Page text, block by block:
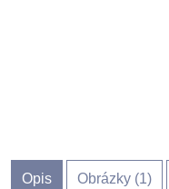
Opis Obrázky (1)